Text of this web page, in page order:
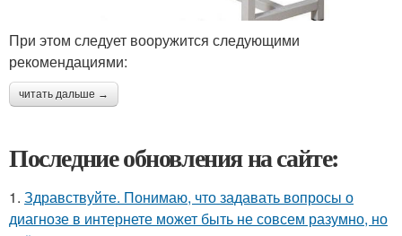
При этом следует вооружится следующими
рекомендациями:
читать дальше →
Последние обновления на сайте:
1. Здравствуйте. Понимаю, что задавать вопросы о
диагнозе в интернете может быть не совсем разумно, но